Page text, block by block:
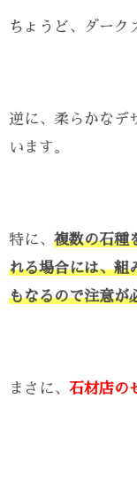
ちょうど、ダーク
逆に、柔らかなデ
います。
特に、 複数の石種
れる場合には、組
もなるので注意が
まさに、 石材店の